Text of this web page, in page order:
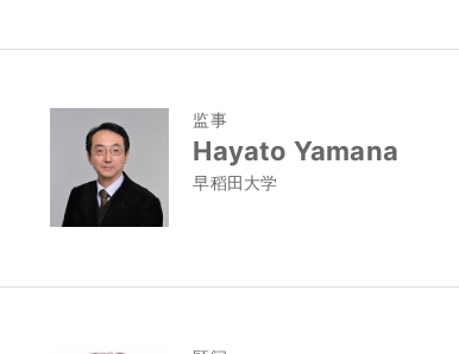
监事
Hayato Yamana
早稻田大学